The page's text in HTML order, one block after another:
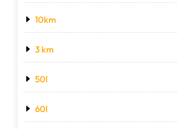
10km
3 km
50l
60l